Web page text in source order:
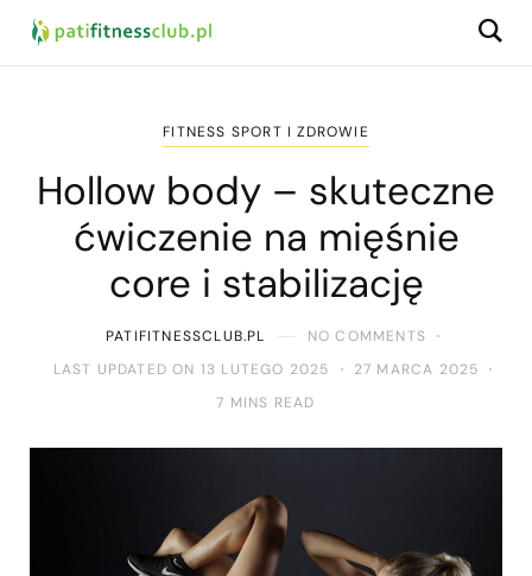
FITNESS SPORT I ZDROWIE
Hollow body – skuteczne
ćwiczenie na mięśnie
core i stabilizację
PATIFITNESSCLUB.PL
NO COMMENTS
LAST UPDATED ON 13 LUTEGO 2025
27 MARCA 2025
7 MINS READ